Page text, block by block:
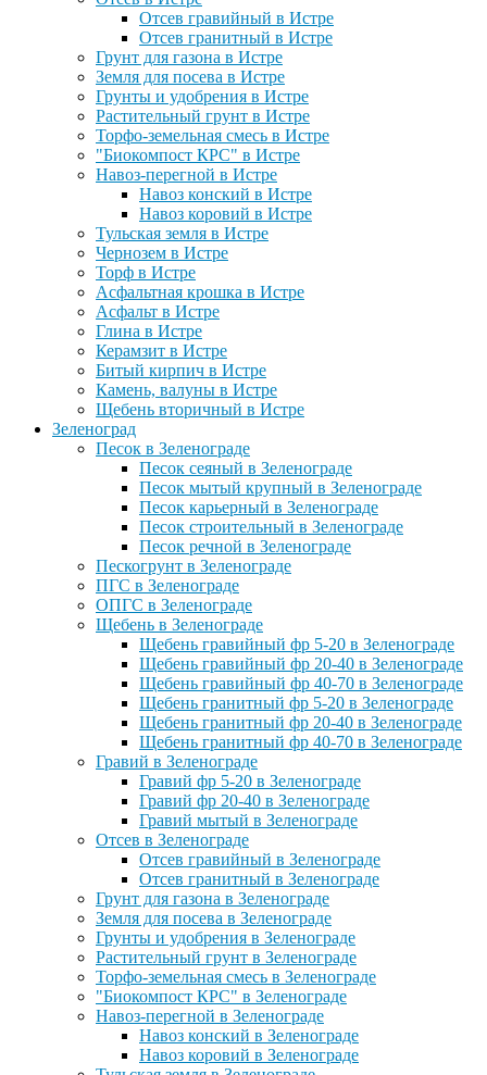
Отсев гравийный в Истре
Отсев гранитный в Истре
Грунт для газона в Истре
Земля для посева в Истре
Грунты и удобрения в Истре
Растительный грунт в Истре
Торфо-земельная смесь в Истре
"Биокомпост КРС" в Истре
Навоз-перегной в Истре
Навоз конский в Истре
Навоз коровий в Истре
Тульская земля в Истре
Чернозем в Истре
Торф в Истре
Асфальтная крошка в Истре
Асфальт в Истре
Глина в Истре
Керамзит в Истре
Битый кирпич в Истре
Камень, валуны в Истре
Щебень вторичный в Истре
Зеленоград
Песок в Зеленограде
Песок сеяный в Зеленограде
Песок мытый крупный в Зеленограде
Песок карьерный в Зеленограде
Песок строительный в Зеленограде
Песок речной в Зеленограде
Пескогрунт в Зеленограде
ПГС в Зеленограде
ОПГС в Зеленограде
Щебень в Зеленограде
Щебень гравийный фр 5-20 в Зеленограде
Щебень гравийный фр 20-40 в Зеленограде
Щебень гравийный фр 40-70 в Зеленограде
Щебень гранитный фр 5-20 в Зеленограде
Щебень гранитный фр 20-40 в Зеленограде
Щебень гранитный фр 40-70 в Зеленограде
Гравий в Зеленограде
Гравий фр 5-20 в Зеленограде
Гравий фр 20-40 в Зеленограде
Гравий мытый в Зеленограде
Отсев в Зеленограде
Отсев гравийный в Зеленограде
Отсев гранитный в Зеленограде
Грунт для газона в Зеленограде
Земля для посева в Зеленограде
Грунты и удобрения в Зеленограде
Растительный грунт в Зеленограде
Торфо-земельная смесь в Зеленограде
"Биокомпост КРС" в Зеленограде
Навоз-перегной в Зеленограде
Навоз конский в Зеленограде
Навоз коровий в Зеленограде